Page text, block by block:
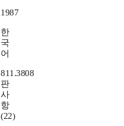
1987
한
국
어
811.3808
판
사
항
(22)